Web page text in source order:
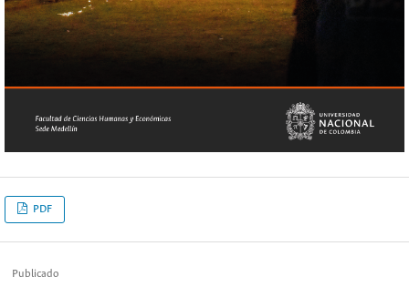
PDF
Publicado